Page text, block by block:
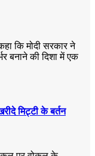
कि मोदी सरकार ने
बनाने की दिशा में एक
मिट्टी के बर्तन